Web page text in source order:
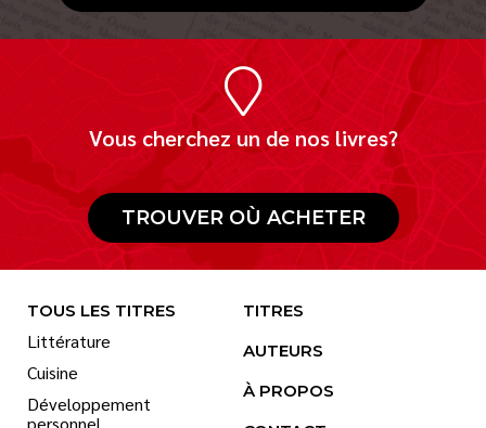
Vous cherchez un de nos livres?
TROUVER OÙ ACHETER
TOUS LES TITRES
Littérature
Cuisine
Développement
personnel
TITRES
AUTEURS
À PROPOS